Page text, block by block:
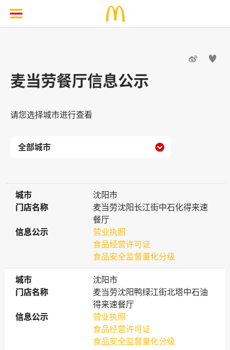
 
麦当劳餐厅信息公示
请您选择城市进行查看

城市
城市
沈阳市
门店名称
门店名称
麦当劳沈阳长江街中石化得来速
餐厅
信息公示
信息公示
营业执照
食品经营许可证
食品安全监督量化分级
城市
城市
沈阳市
门店名称
门店名称
麦当劳沈阳鸭绿江街北塔中石油
得来速餐厅
信息公示
信息公示
营业执照
食品经营许可证
食品安全监督量化分级